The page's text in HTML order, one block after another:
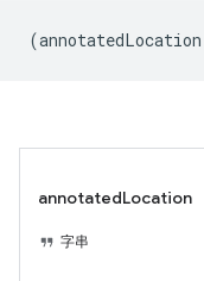
(annotatedLocation
annotatedLocation
字串